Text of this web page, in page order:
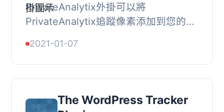
PrivateAnalytix外掛可以將
PrivateAnalytix追蹤像素添加到您的
PrivateAnalytix帳戶中的功能，例如：
訪客分析、即時訪客計數、訪客...
2021-01-07
The WordPress Tracker